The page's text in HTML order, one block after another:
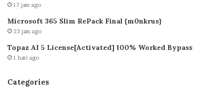
17 jam ago
Microsoft 365 Slim RePack Final {m0nkrus}
23 jam ago
Topaz AI 5 License[Activated] 100% Worked Bypass
1 hari ago
Categories